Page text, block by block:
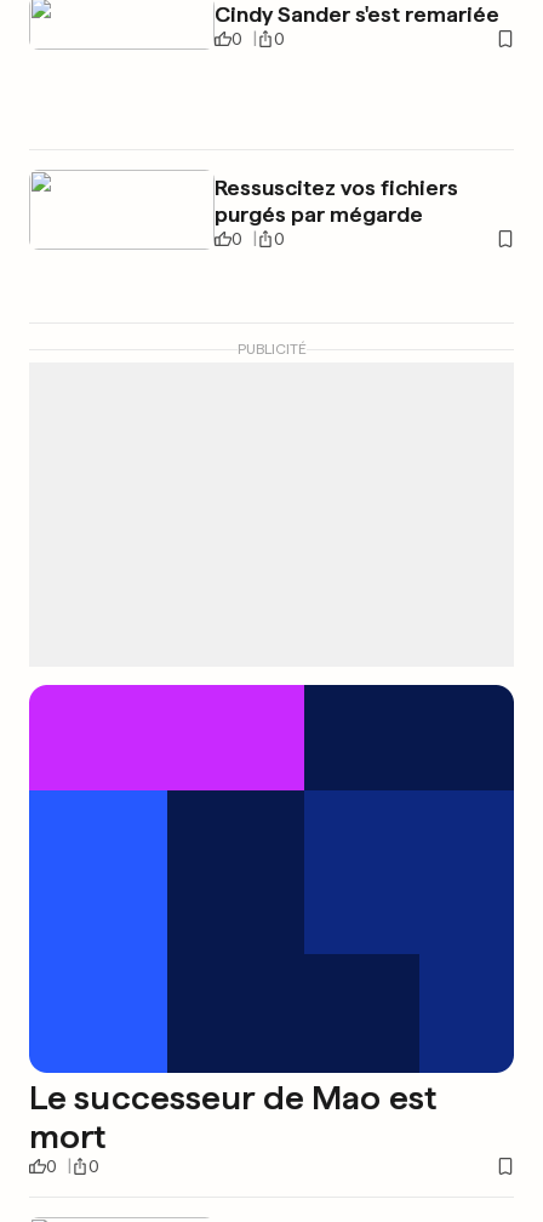
Cindy Sander s'est remariée
0 0
Ressuscitez vos fichiers
purgés par mégarde
0 0
PUBLICITÉ
Le successeur de Mao est
mort
0 0